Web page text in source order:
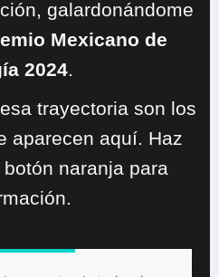
galardonándome
Mexicano de
2024
trayectoria son los
aparecen aquí. Haz
naranja para